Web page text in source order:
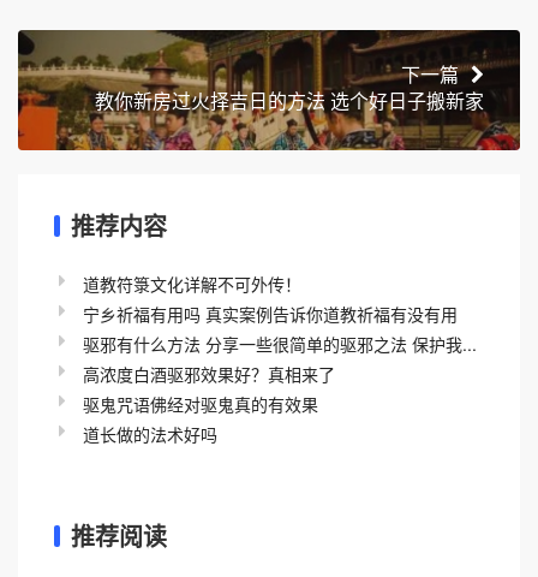
下一篇
教你新房过火择吉日的方法 选个好日子搬新家
推荐内容
道教符箓文化详解不可外传！
宁乡祈福有用吗 真实案例告诉你道教祈福有没有用
驱邪有什么方法 分享一些很简单的驱邪之法 保护我...
高浓度白酒驱邪效果好？真相来了
驱鬼咒语佛经对驱鬼真的有效果
道长做的法术好吗
推荐阅读